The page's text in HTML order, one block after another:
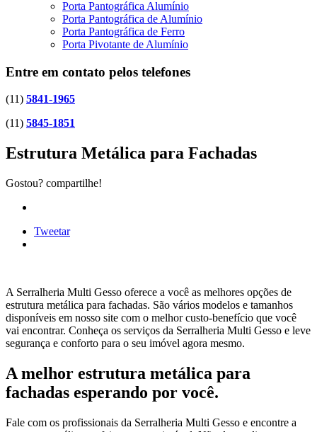
Porta Pantográfica Alumínio
Porta Pantográfica de Alumínio
Porta Pantográfica de Ferro
Porta Pivotante de Alumínio
Entre em contato pelos telefones
(11) 5841-1965
(11) 5845-1851
Estrutura Metálica para Fachadas
Gostou? compartilhe!
Tweetar
A Serralheria Multi Gesso oferece a você as melhores opções de
estrutura metálica para fachadas. São vários modelos e tamanhos
disponíveis em nosso site com o melhor custo-benefício que você
vai encontrar. Conheça os serviços da Serralheria Multi Gesso e leve
segurança e conforto para o seu imóvel agora mesmo.
A melhor estrutura metálica para
fachadas esperando por você.
Fale com os profissionais da Serralheria Multi Gesso e encontre a